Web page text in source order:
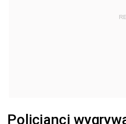
Policjanci